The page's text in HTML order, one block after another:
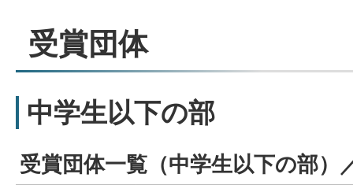
受賞団体
中学生以下の部
受賞団体一覧（中学生以下の部）